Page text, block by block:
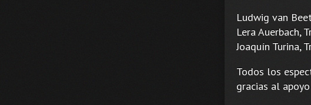
Ludwig van
Lera Auerbach,
Joaquín Turina,
Todos los
gracias al